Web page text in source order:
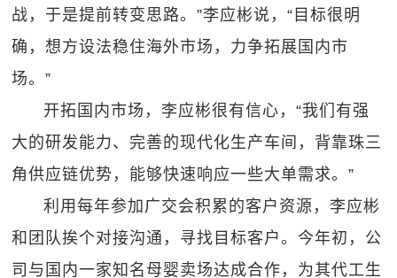
战，于是提前转变思路。”李应彬说，“目标很明
确，想方设法稳住海外市场，力争拓展国内市
场。”
开拓国内市场，李应彬很有信心，“我们有强
大的研发能力、完善的现代化生产车间，背靠珠三
角供应链优势，能够快速响应一些大单需求。”
利用每年参加广交会积累的客户资源，李应彬
和团队挨个对接沟通，寻找目标客户。今年初，公
司与国内一家知名母婴卖场达成合作，为其代工生